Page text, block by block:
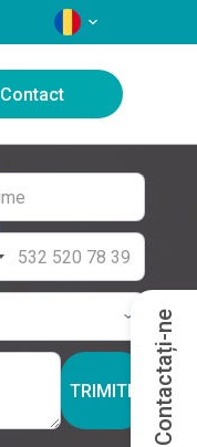
LIMBI
Contact
TRIMITE Contactați-ne